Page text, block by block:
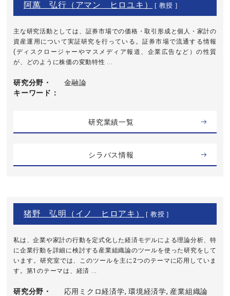
阿萬 弘行（アマン ヒロユキ） [ 教授 ]
主な研究活動としては、証券市場での価格・取引形成と個人・家計の
資産運用について実証研究を行っている。証券市場で流通する情報
(ディスクロージャーやマスメディア報道、企業広告など）の性質
が、どのように株価の変動特性 ...
研究分野・
キーワード
金融論
研究業績一覧
シラバス情報
猪野 弘明（イノ ヒロアキ） [ 教授 ]
私は、企業や家計の行動を定式化した経済モデルによる理論分析、特
に企業行動を詳細に検討する産業組織論のツールを使った研究をして
います。研究室では、このツールを主に2つのテーマに応用していま
す。第1のテーマは、経済 ...
研究分野・
応用ミクロ経済学, 環境経済学, 産業組織論